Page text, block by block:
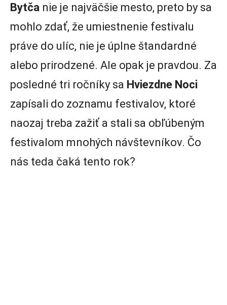
Bytča nie je najväčšie mesto, preto by sa
mohlo zdať, že umiestnenie festivalu
práve do ulíc, nie je úplne štandardné
alebo prirodzené. Ale opak je pravdou. Za
posledné tri ročníky sa Hviezdne Noci
zapísali do zoznamu festivalov, ktoré
naozaj treba zažiť a stali sa obľúbeným
festivalom mnohých návštevníkov. Čo
nás teda čaká tento rok?